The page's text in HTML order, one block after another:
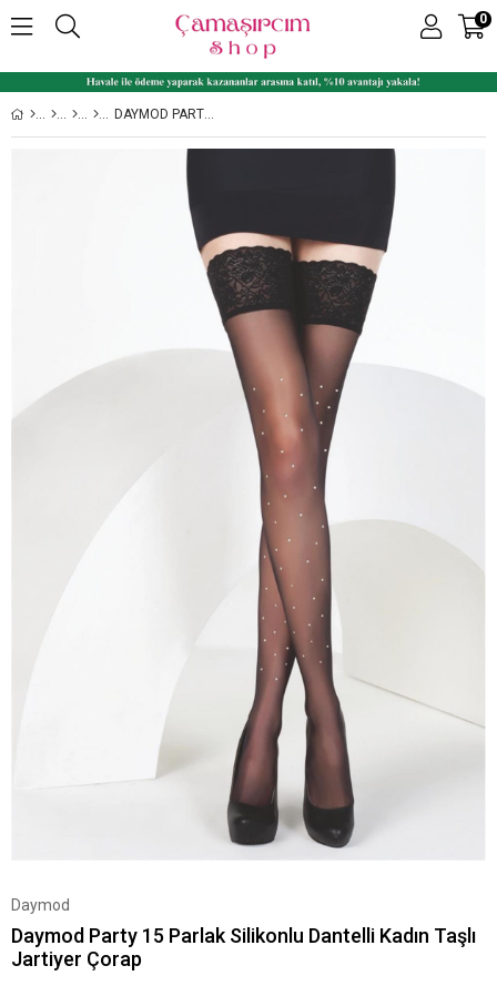
0
DAYMOD PARTY 15 PARLAK SILIKONLU DANTELLI KADIN TAŞLI JARTIYER ÇORAP
Daymod
Daymod Party 15 Parlak Silikonlu Dantelli Kadın Taşlı
Jartiyer Çorap